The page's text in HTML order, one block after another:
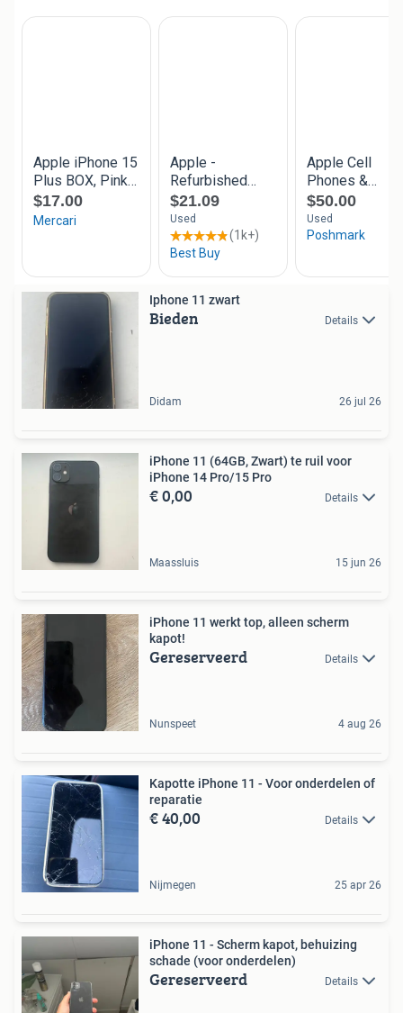
Iphone 11 zwart
Bieden Details
Didam 26 jul 26
iPhone 11 (64GB, Zwart) te ruil voor
iPhone 14 Pro/15 Pro
€ 0,00 Details
Maassluis 15 jun 26
iPhone 11 werkt top, alleen scherm
kapot!
Gereserveerd Details
Nunspeet 4 aug 26
Kapotte iPhone 11 - Voor onderdelen of
reparatie
€ 40,00 Details
Nijmegen 25 apr 26
iPhone 11 - Scherm kapot, behuizing
schade (voor onderdelen)
Gereserveerd Details